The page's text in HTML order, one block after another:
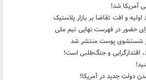
آمریکا شد!
و افت تقاضا بر بازار پلاستیک
شستشوی پوست منتشر شد
اقتدارگرایی و جنگ‌طلبی است!
دولت جدید در آمریکا!